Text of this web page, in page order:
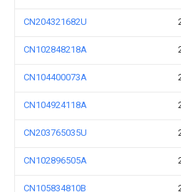
CN204321682U
CN102848218A
CN104400073A
CN104924118A
CN203765035U
CN102896505A
CN105834810B